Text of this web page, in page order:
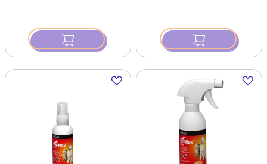
Dodaj
do
Dodaj
do